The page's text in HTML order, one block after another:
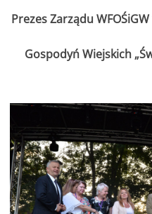
Prezes Zarządu
Gospodyń Wiejskich